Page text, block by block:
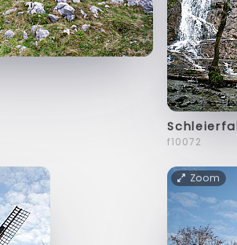
f10072
Zoom